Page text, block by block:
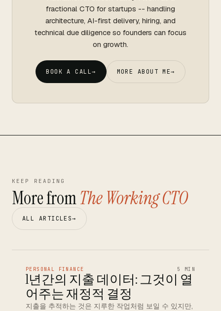
fractional CTO for startups -- handling
architecture, AI-first delivery, hiring, and
technical due diligence so founders can focus
on growth.
BOOK A CALL→ MORE ABOUT ME→
KEEP READING
More fromThe Working CTO
ALL ARTICLES→
PERSONAL FINANCE 5 MIN
1년간의 지출 데이터: 그것이 열
어주는 재정적 결정
지출을 추적하는 것은 지루한 작업처럼 보일 수 있지만,